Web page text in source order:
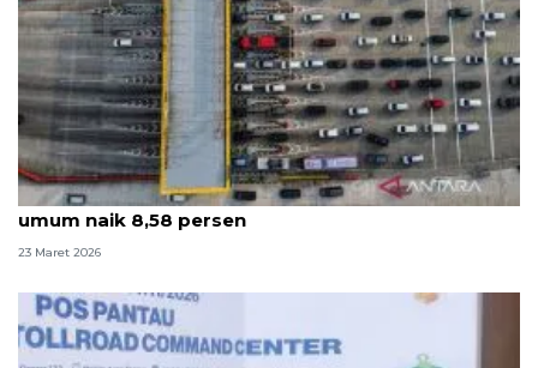
Kemenhub catat jumlah pemudik dengan angkutan
umum naik 8,58 persen
23 Maret 2026